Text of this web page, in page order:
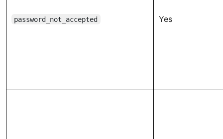
password_not_accepted Yes